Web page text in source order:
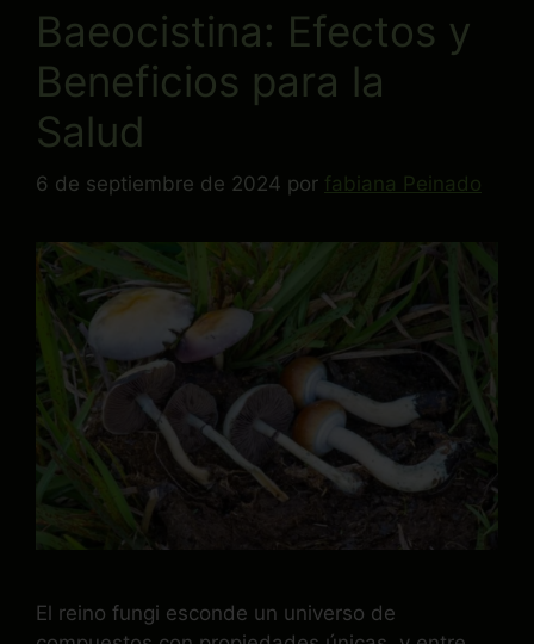
Baeocistina: Efectos y
Beneficios para la
Salud
6 de septiembre de 2024 por fabiana Peinado
El reino fungi esconde un universo de